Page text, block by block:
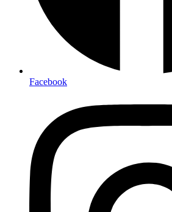
Facebook